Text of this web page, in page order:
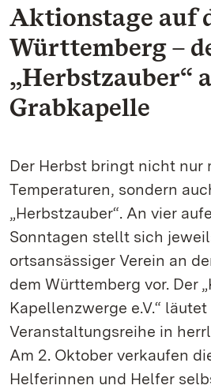
Aktionstage auf
Württemberg –
„Herbstzauber“
Grabkapelle
Der Herbst bringt nicht nur
Temperaturen, sondern
„Herbstzauber“. An vier
Sonntagen stellt sich
ortsansässiger Verein an
dem Württemberg vor. Der
Kapellenzwerge e.V.“ läutet
Veranstaltungsreihe in
Am 2. Oktober verkaufen
Helferinnen und Helfer